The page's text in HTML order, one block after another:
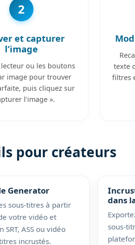
2
et capturer
l’image
ou les boutons
image pour trouver
puis cliquez sur
l’image ».
texte
filtres
pour créateurs
Generator
sous-titres à partir
votre vidéo et
SRT, ASS ou vidéo
incrustés.
dans
sous-